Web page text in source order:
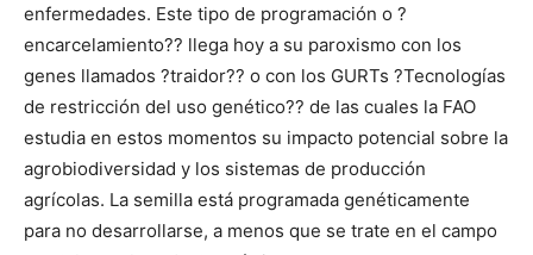
enfermedades. Este tipo de programación o ?
encarcelamiento?? llega hoy a su paroxismo con los
genes llamados ?traidor?? o con los GURTs ?Tecnologías
de restricción del uso genético?? de las cuales la FAO
estudia en estos momentos su impacto potencial sobre la
agrobiodiversidad y los sistemas de producción
agrícolas. La semilla está programada genéticamente
para no desarrollarse, a menos que se trate en el campo